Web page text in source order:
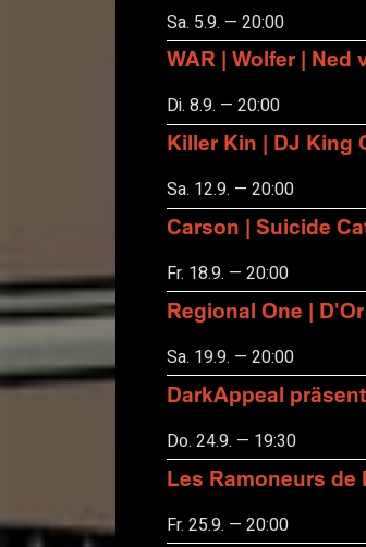
Sa. 5.9. — 20:00
WAR | Wolfer | Ned
Di. 8.9. — 20:00
Killer Kin | DJ King
Sa. 12.9. — 20:00
Carson | Suicide
Fr. 18.9. — 20:00
Regional One | D'Or
Sa. 19.9. — 20:00
DarkAppeal
Do. 24.9. — 19:30
Les Ramoneurs
Fr. 25.9. — 20:00